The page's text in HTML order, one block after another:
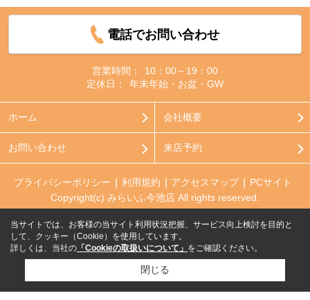
電話でお問い合わせ
営業時間：
10：00～19：00
定休日：
年末年始・お盆・GW
ホーム 会社概要
お問い合わせ 来店予約
プライバシーポリシー 利用規約 アクセスマップ
PCサイト
Copyright(c) みらいふ今池店 All rights reserved.
当サイトでは、お客様の当サイト利用状況把握、サービス向上検討を目的と
して、クッキー（Cookie）を使用しています。
詳しくは、当社の 「Cookieの取扱いについて」 をご確認ください。
閉じる